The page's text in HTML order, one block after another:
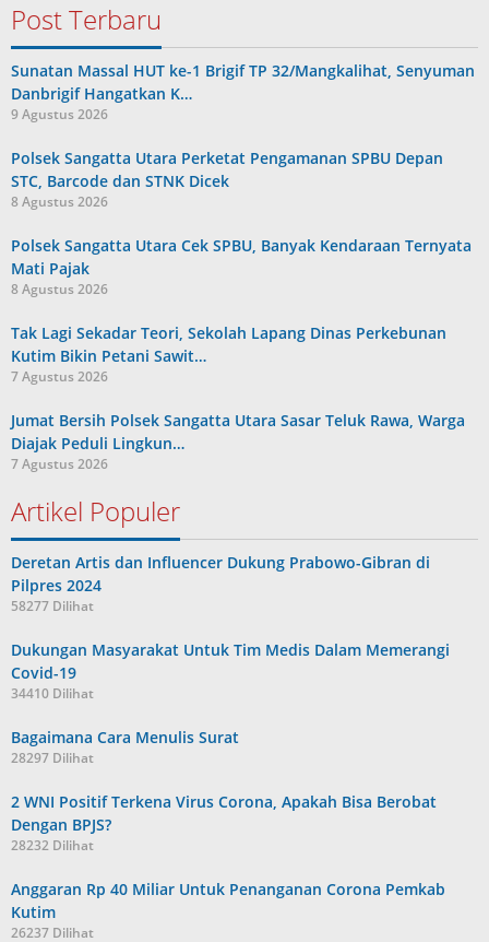
Post Terbaru
Sunatan Massal HUT ke-1 Brigif TP 32/Mangkalihat, Senyuman
Danbrigif Hangatkan K…
9 Agustus 2026
Polsek Sangatta Utara Perketat Pengamanan SPBU Depan
STC, Barcode dan STNK Dicek
8 Agustus 2026
Polsek Sangatta Utara Cek SPBU, Banyak Kendaraan Ternyata
Mati Pajak
8 Agustus 2026
Tak Lagi Sekadar Teori, Sekolah Lapang Dinas Perkebunan
Kutim Bikin Petani Sawit…
7 Agustus 2026
Jumat Bersih Polsek Sangatta Utara Sasar Teluk Rawa, Warga
Diajak Peduli Lingkun…
7 Agustus 2026
Artikel Populer
Deretan Artis dan Influencer Dukung Prabowo-Gibran di
Pilpres 2024
58277 Dilihat
Dukungan Masyarakat Untuk Tim Medis Dalam Memerangi
Covid-19
34410 Dilihat
Bagaimana Cara Menulis Surat
28297 Dilihat
2 WNI Positif Terkena Virus Corona, Apakah Bisa Berobat
Dengan BPJS?
28232 Dilihat
Anggaran Rp 40 Miliar Untuk Penanganan Corona Pemkab
Kutim
26237 Dilihat